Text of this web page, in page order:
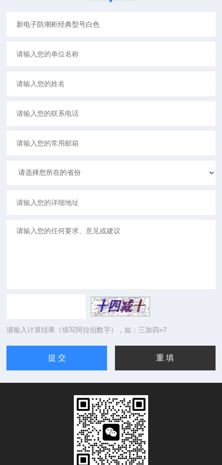
请输入计算结果（填写阿拉伯数字），如：三加四=7